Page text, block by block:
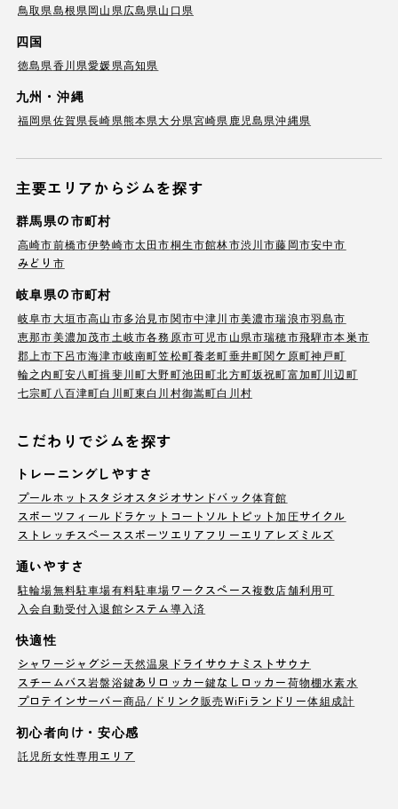
鳥取県島根県岡山県広島県山口県
四国
徳島県香川県愛媛県高知県
九州・沖縄
福岡県佐賀県長崎県熊本県大分県宮崎県 鹿児島県沖縄県
主要エリアからジムを探す
群馬県の市町村
高崎市前橋市伊勢崎市太田市桐生市館林市渋川市藤岡市安中市
みどり市
岐阜県の市町村
岐阜市大垣市高山市多治見市関市中津川市美濃市瑞浪市羽島市
恵那市美濃加茂市土岐市各務原市可児市山県市瑞穂市飛騨市本巣市
郡上市下呂市海津市岐南町笠松町養老町垂井町関ケ原町神戸町
輪之内町安八町揖斐川町大野町池田町北方町坂祝町富加町川辺町
七宗町 八百津町白川町東白川村御嵩町白川村
こだわりでジムを探す
トレーニングしやすさ
プールホットスタジオ スタジオサンドバック体育館
スポーツフィールド ラケットコート ソルトピット加圧サイクル
ストレッチスペース スポーツエリア フリーエリア レズミルズ
通いやすさ
駐輪場無料駐車場有料駐車場ワークスペース複数店舗利用可
入会自動受付 入退館システム導入済
快適性
シャワージャグジー天然温泉 ドライサウナ ミストサウナ
スチームバス岩盤浴鍵ありロッカー鍵なしロッカー荷物棚水素水
プロテインサーバー商品/ドリンク販売WiFi ランドリー体組成計
初心者向け・安心感
託児所女性専用エリア